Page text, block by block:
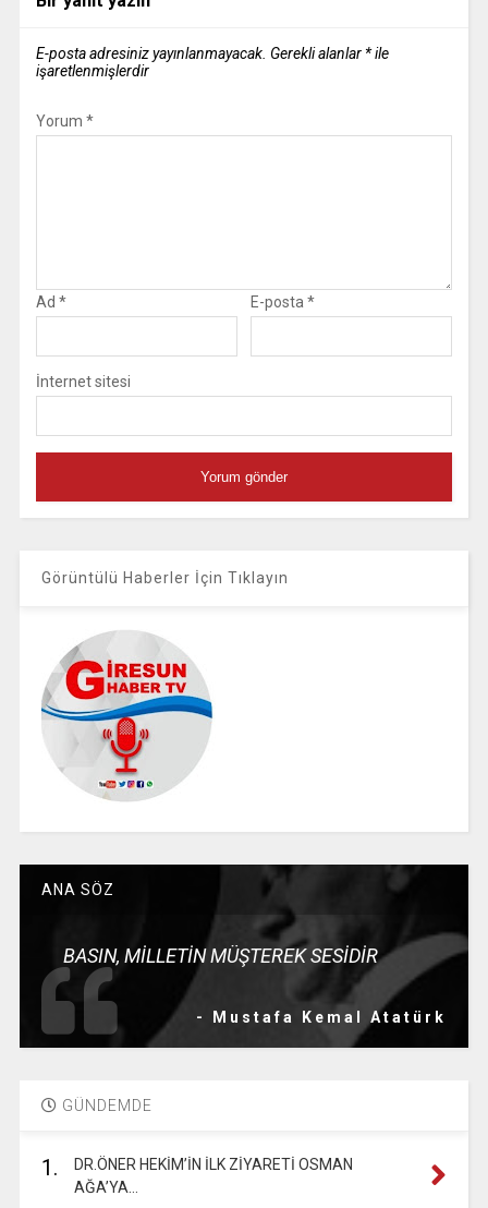
E-posta adresiniz yayınlanmayacak. Gerekli alanlar *ile
işaretlenmişlerdir
Yorum *
Ad * E-posta *
İnternet sitesi
Görüntülü Haberler İçin Tıklayın
ANA SÖZ
BASIN, MİLLETİN MÜŞTEREK SESİDİR
- Mustafa Kemal Atatürk
GÜNDEMDE
1.
DR.ÖNER HEKİM’İN İLK ZİYARETİ OSMAN
AĞA’YA…